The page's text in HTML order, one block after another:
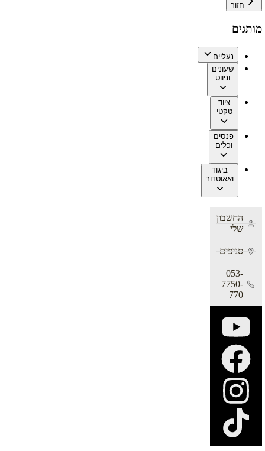
חזור
מותגים
נעליים
שעונים
וניווט
ציוד
טקטי
פנסים
וכלים
ביגוד
ואאוטדור
החשבון
שלי
סניפים
053-
7750-
770